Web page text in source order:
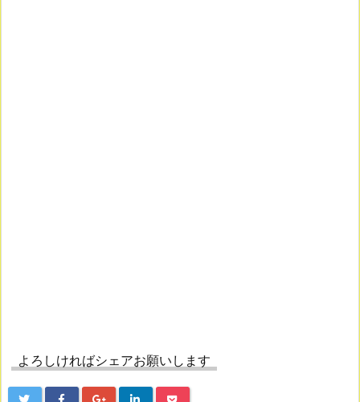
よろしければシェアお願いします